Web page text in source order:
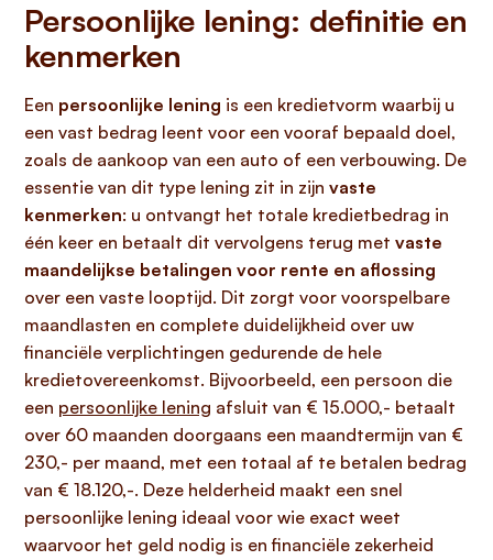
Persoonlijke lening: definitie en
kenmerken
Een persoonlijke lening is een kredietvorm waarbij u
een vast bedrag leent voor een vooraf bepaald doel,
zoals de aankoop van een auto of een verbouwing. De
essentie van dit type lening zit in zijn vaste
kenmerken: u ontvangt het totale kredietbedrag in
één keer en betaalt dit vervolgens terug met vaste
maandelijkse betalingen voor rente en aflossing
over een vaste looptijd. Dit zorgt voor voorspelbare
maandlasten en complete duidelijkheid over uw
financiële verplichtingen gedurende de hele
kredietovereenkomst. Bijvoorbeeld, een persoon die
een persoonlijke lening afsluit van € 15.000,- betaalt
over 60 maanden doorgaans een maandtermijn van €
230,- per maand, met een totaal af te betalen bedrag
van € 18.120,-. Deze helderheid maakt een snel
persoonlijke lening ideaal voor wie exact weet
waarvoor het geld nodig is en financiële zekerheid